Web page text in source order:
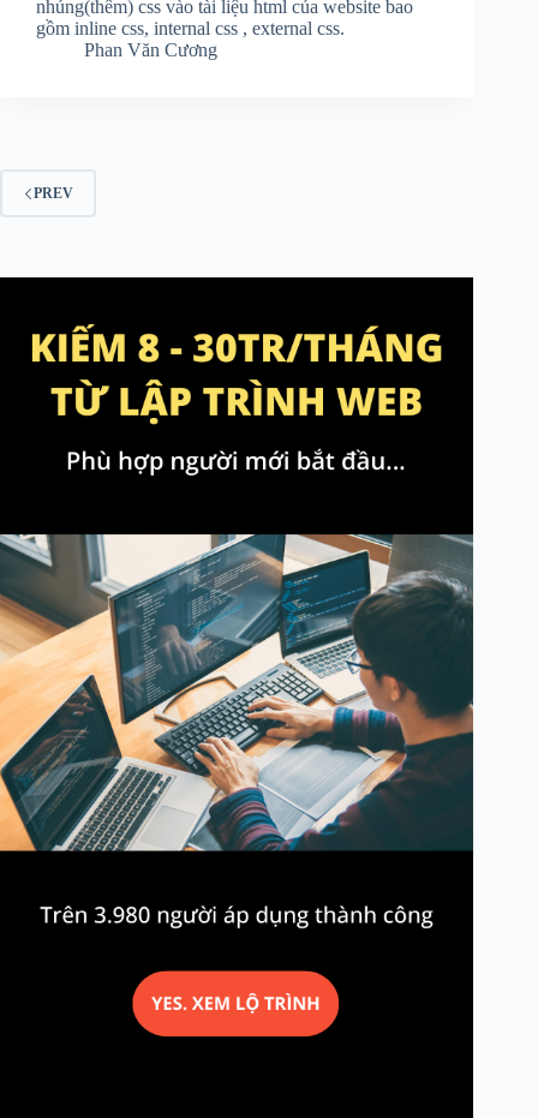
nhúng(thêm) css vào tài liệu html của website bao
gồm inline css, internal css , external css.
Phan Văn Cương
PREV